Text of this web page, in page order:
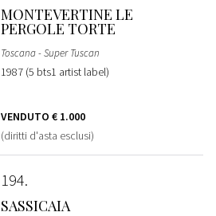
MONTEVERTINE LE
PERGOLE TORTE
Toscana - Super Tuscan
1987 (5 bts1 artist label)
VENDUTO € 1.000
(diritti d'asta esclusi)
194
SASSICAIA